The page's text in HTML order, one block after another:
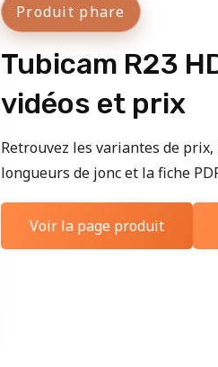
Produit phare
Tubicam R23
vidéos et prix
Retrouvez les variantes de
longueurs de jonc et la fiche
Voir la page produit